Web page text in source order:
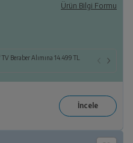
Ürün Bilgi Formu
Beraber Alımına 14.499 TL